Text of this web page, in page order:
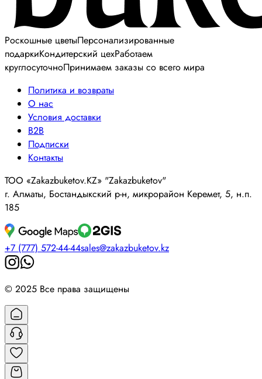
Роскошные цветыПерсонализированные
подаркиКондитерский цехРаботаем
круглосуточноПринимаем заказы со всего мира
Политика и возвраты
О нас
Условия доставки
B2B
Подписки
Контакты
ТОО «Zakazbuketov.KZ» "Zakazbuketov"
г. Алматы, Бостандыкский р-н, микрорайон Керемет, 5, н.п.
185
+7 (777) 572-44-44sales@zakazbuketov.kz
© 2025 Все права защищены